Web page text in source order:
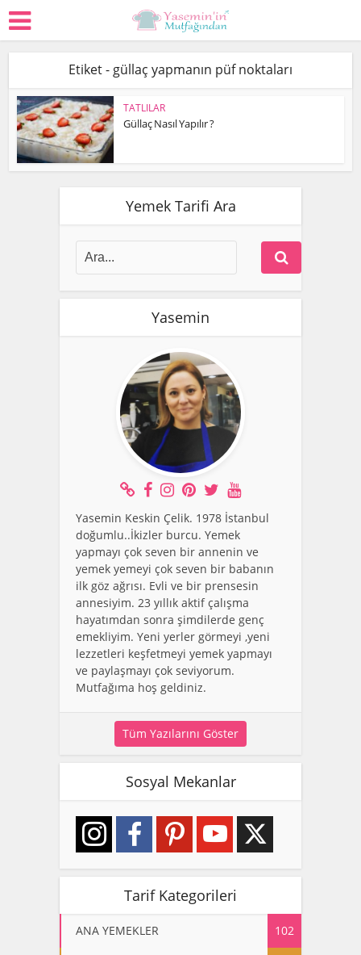
Etiket - güllaç yapmanın püf noktaları
TATLILAR
Güllaç Nasıl Yapılır ?
Yemek Tarifi Ara
Yasemin
Yasemin Keskin Çelik. 1978 İstanbul
doğumlu..İkizler burcu. Yemek
yapmayı çok seven bir annenin ve
yemek yemeyi çok seven bir babanın
ilk göz ağrısı. Evli ve bir prensesin
annesiyim. 23 yıllık aktif çalışma
hayatımdan sonra şimdilerde genç
emekliyim. Yeni yerler görmeyi ,yeni
lezzetleri keşfetmeyi yemek yapmayı
ve paylaşmayı çok seviyorum.
Mutfağıma hoş geldiniz.
Tüm Yazılarını Göster
Sosyal Mekanlar
Tarif Kategorileri
ANA YEMEKLER 102